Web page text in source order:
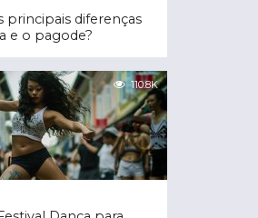
principais diferenças
e o pagode?
110.8K